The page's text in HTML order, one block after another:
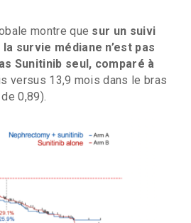
montre que sur un suivi
survie médiane n’est pas
Sunitinib seul, comparé à
versus 13,9 mois dans le bras
0,89).